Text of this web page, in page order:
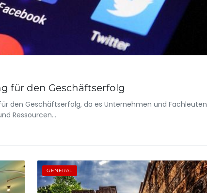
für den Geschäftserfolg
den Geschäftserfolg, da es Unternehmen und Fachleuten
Ressourcen…
GENERAL